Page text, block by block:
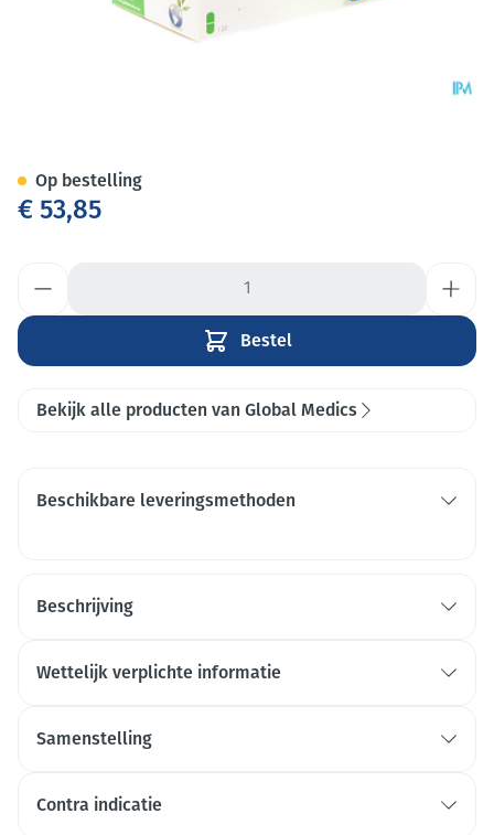
€ 53,85
Bestel
Op bestelling
Bekijk alle producten van Global Medics
Beschikbare leveringsmethoden
Beschrijving
Wettelijk verplichte informatie
Samenstelling
Contra indicatie